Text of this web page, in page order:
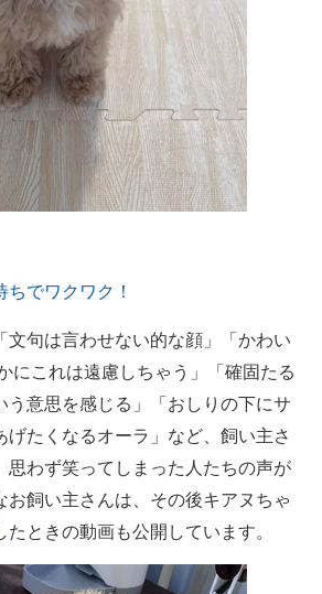
でワクワク！
句は言わせない的な顔」「かわい
にこれは遠慮しちゃう」「確固たる
う意思を感じる」「おしりの下にサ
げたくなるオーラ」など、飼い主さ
思わず笑ってしまった人たちの声が
お飼い主さんは、その後キアヌちゃ
たときの動画も公開しています。